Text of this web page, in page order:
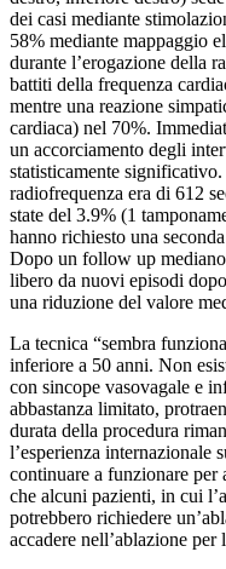
dei casi mediante
58% mediante mappaggio
durante l’erogazione della
battiti della frequenza
mentre una reazione
cardiaca) nel 70%.
un accorciamento degli
statisticamente
radiofrequenza era di 612
state del 3.9% (1
hanno richiesto una
Dopo un follow up
libero da nuovi episodi
una riduzione del valore
La tecnica “sembra
inferiore a 50 anni. Non
con sincope vasovagale e
abbastanza limitato,
durata della procedura
l’esperienza internazionale
continuare a funzionare
che alcuni pazienti, in cui
potrebbero richiedere
accadere nell’ablazione